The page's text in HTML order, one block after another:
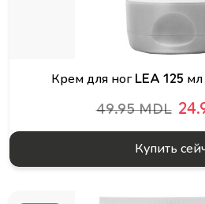
Крем для ног LEA 125
49.95 MDL
Купить